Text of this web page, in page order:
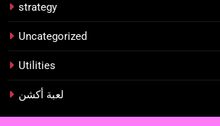
strategy
Uncategorized
Utilities
لعبة أكشن